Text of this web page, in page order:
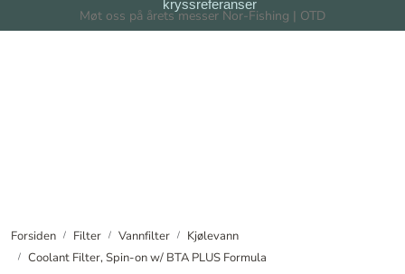
Skip to main contentMøt oss på årets messer Nor-Fishing | OTD
kryssreferanser
Forsiden Filter Vannfilter
Kjølevann
Coolant Filter, Spin-on w/ BTA PLUS Formula